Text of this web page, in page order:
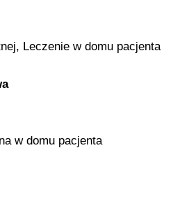
Leczenie w domu pacjenta
w domu pacjenta